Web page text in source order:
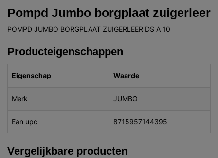
Pompd Jumbo borgplaat zuigerleer
POMPD JUMBO BORGPLAAT ZUIGERLEER DS A 10
Producteigenschappen
Eigenschap Waarde
Merk JUMBO
Ean upc 8715957144395
Vergelijkbare producten